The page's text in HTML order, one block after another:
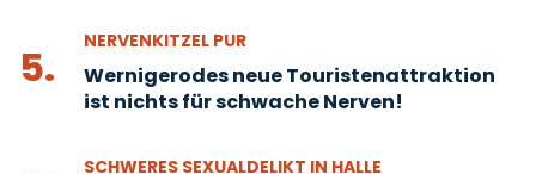
5. NERVENKITZEL PUR
Wernigerodes neue Touristenattraktion
ist nichts für schwache Nerven!
SCHWERES SEXUALDELIKT IN HALLE